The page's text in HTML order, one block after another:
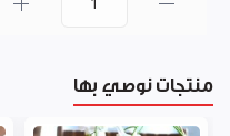
منتجات نوصي بها